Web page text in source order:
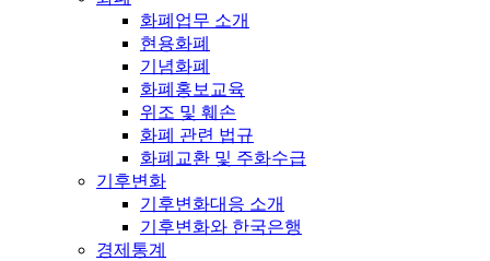
화폐업무 소개
현용화폐
기념화폐
화폐홍보교육
위조 및 훼손
화폐 관련 법규
화폐교환 및 주화수급
기후변화
기후변화대응 소개
기후변화와 한국은행
경제통계